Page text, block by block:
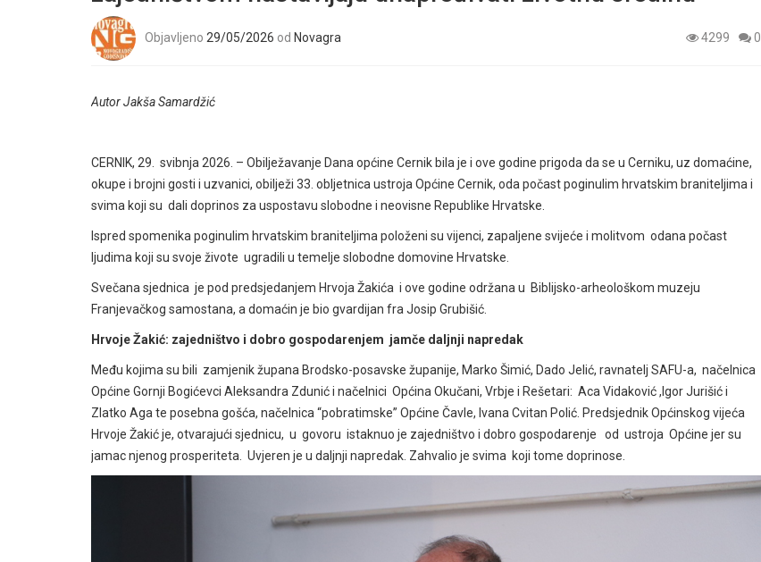
Objavljeno 29/05/2026 od Novagra 4299 0
Autor Jakša Samardžić
CERNIK, 29. svibnja 2026. – Obilježavanje Dana općine Cernik bila je i ove godine prigoda da se u Cerniku, uz domaćine,
okupe i brojni gosti i uzvanici, obilježi 33. obljetnica ustroja Općine Cernik, oda počast poginulim hrvatskim braniteljima i
svima koji su dali doprinos za uspostavu slobodne i neovisne Republike Hrvatske.
Ispred spomenika poginulim hrvatskim braniteljima položeni su vijenci, zapaljene svijeće i molitvom odana počast
ljudima koji su svoje živote ugradili u temelje slobodne domovine Hrvatske.
Svečana sjednica je pod predsjedanjem Hrvoja Žakića i ove godine održana u Biblijsko-arheološkom muzeju
Franjevačkog samostana, a domaćin je bio gvardijan fra Josip Grubišić.
Hrvoje Žakić: zajedništvo i dobro gospodarenjem jamče daljnji napredak
Među kojima su bili zamjenik župana Brodsko-posavske županije, Marko Šimić, Dado Jelić, ravnatelj SAFU-a, načelnica
Općine Gornji Bogićevci Aleksandra Zdunić i načelnici Općina Okučani, Vrbje i Rešetari: Aca Vidaković ,Igor Jurišić i
Zlatko Aga te posebna gošća, načelnica “pobratimske” Općine Čavle, Ivana Cvitan Polić. Predsjednik Općinskog vijeća
Hrvoje Žakić je, otvarajući sjednicu, u govoru istaknuo je zajedništvo i dobro gospodarenje od ustroja Općine jer su
jamac njenog prosperiteta. Uvjeren je u daljnji napredak. Zahvalio je svima koji tome doprinose.